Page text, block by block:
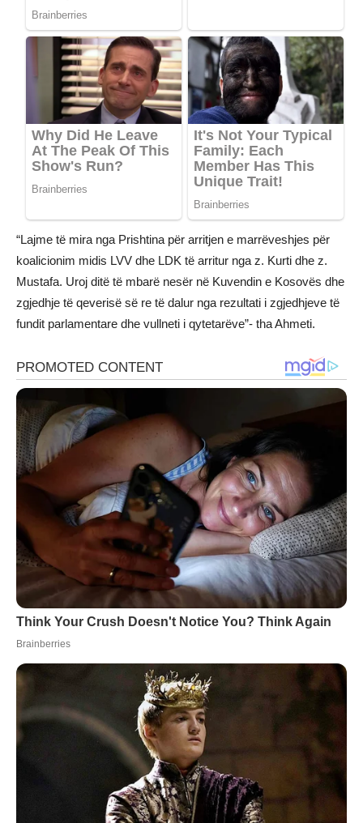
“Lajme të mira nga Prishtina për arritjen e marrëveshjes për
koalicionim midis LVV dhe LDK të arritur nga z. Kurti dhe z.
Mustafa. Uroj ditë të mbarë nesër në Kuvendin e Kosovës dhe
zgjedhje të qeverisë së re të dalur nga rezultati i zgjedhjeve të
fundit parlamentare dhe vullneti i qytetarëve”- tha Ahmeti.